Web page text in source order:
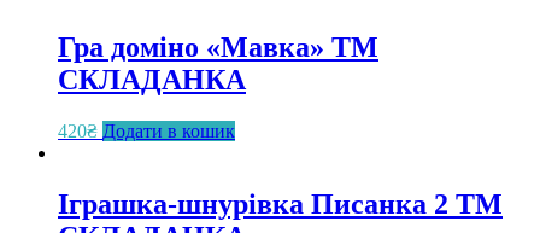
Гра доміно «Мавка» ТМ
СКЛАДАНКА
420₴ Додати в кошик
Іграшка-шнурівка Писанка 2 ТМ